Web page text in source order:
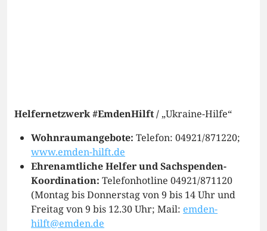
Helfernetzwerk #EmdenHilft / „Ukraine-Hilfe“
Wohnraumangebote: Telefon: 04921/871220;
www.emden-hilft.de
Ehrenamtliche Helfer und Sachspenden-
Koordination: Telefonhotline 04921/871120
(Montag bis Donnerstag von 9 bis 14 Uhr und
Freitag von 9 bis 12.30 Uhr; Mail: emden-
hilft@emden.de